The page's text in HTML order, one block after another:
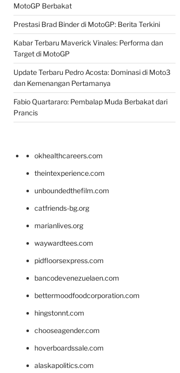
MotoGP Berbakat
Prestasi Brad Binder di MotoGP: Berita Terkini
Kabar Terbaru Maverick Vinales: Performa dan
Target di MotoGP
Update Terbaru Pedro Acosta: Dominasi di Moto3
dan Kemenangan Pertamanya
Fabio Quartararo: Pembalap Muda Berbakat dari
Prancis
okhealthcareers.com
theintexperience.com
unboundedthefilm.com
catfriends-bg.org
marianlives.org
waywardtees.com
pidfloorsexpress.com
bancodevenezuelaen.com
bettermoodfoodcorporation.com
hingstonnt.com
chooseagender.com
hoverboardssale.com
alaskapolitics.com